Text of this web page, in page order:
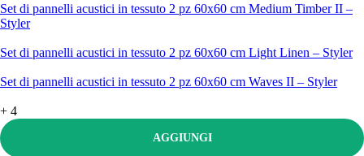
Set di pannelli acustici in tessuto 2 pz 60x60 cm Medium Timber II –
Styler
Set di pannelli acustici in tessuto 2 pz 60x60 cm Light Linen – Styler
Set di pannelli acustici in tessuto 2 pz 60x60 cm Waves II – Styler
+ 4
AGGIUNGI